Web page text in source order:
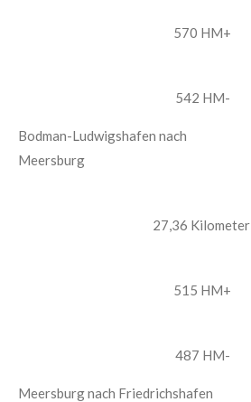
570 HM+
542 HM-
Bodman-Ludwigshafen nach
Meersburg
27,36 Kilometer
515 HM+
487 HM-
Meersburg nach Friedrichshafen